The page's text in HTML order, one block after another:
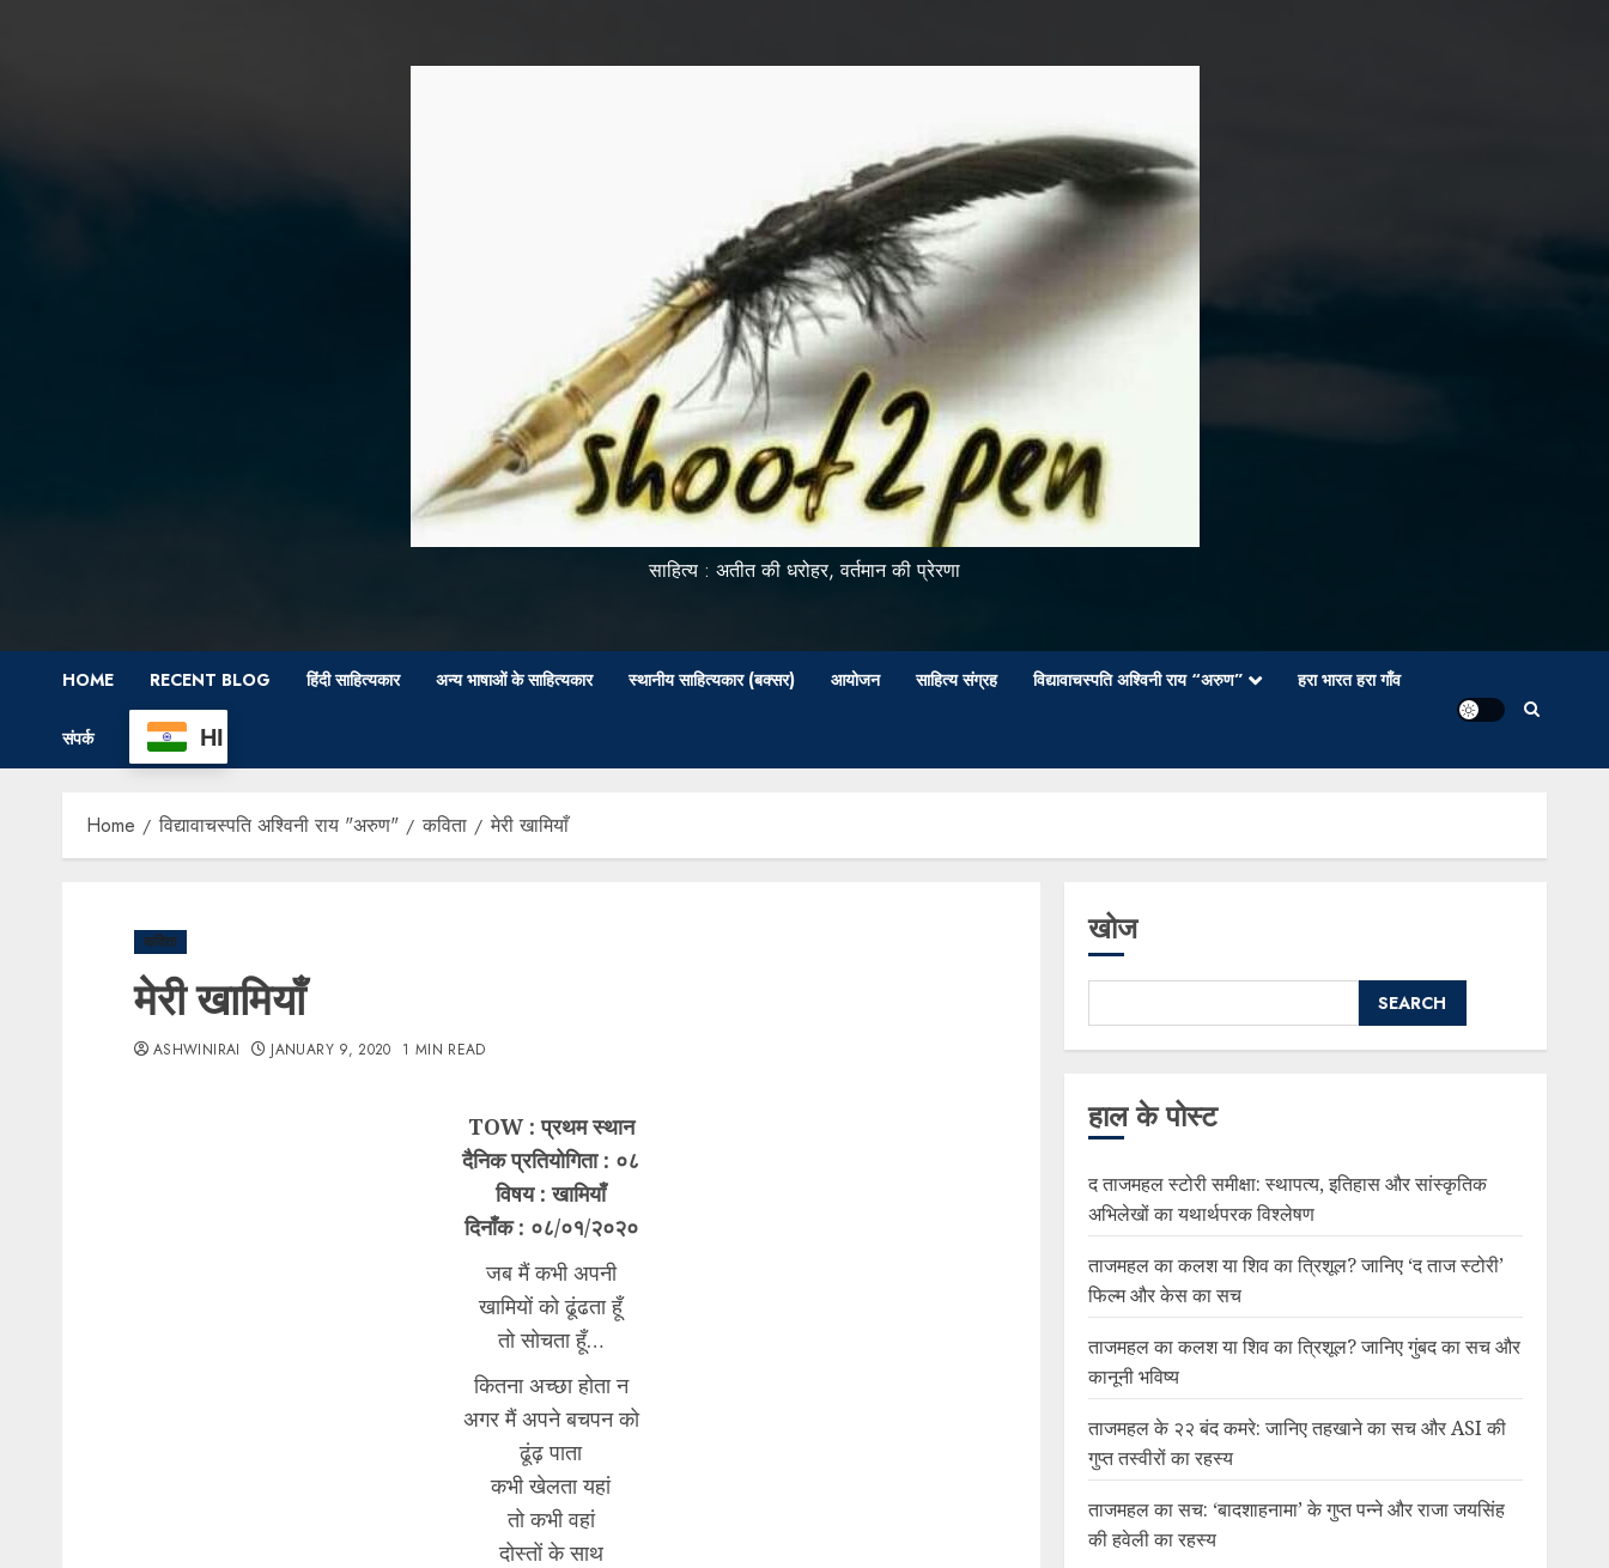
साहित्य : अतीत की धरोहर, वर्तमान की प्रेरणा
HOME RECENT BLOG हिंदी साहित्यकार अन्य भाषाओं के साहित्यकार स्थानीय साहित्यकार (बक्सर) आयोजन साहित्य संग्रह विद्यावाचस्पति अश्विनी राय “अरुण” हरा भारत हरा गाँव
संपर्क HI
Home विद्यावाचस्पति अश्विनी राय "अरुण" कविता मेरी खामियाँ
कविता
मेरी खामियाँ
ASHWINIRAI JANUARY 9, 2020 1 MIN READ
TOW : प्रथम स्थान
दैनिक प्रतियोगिता : ०८
विषय : खामियाँ
दिनाँक : ०८/०१/२०२०
जब मैं कभी अपनी
खामियों को ढूंढता हूँ
तो सोचता हूँ…
कितना अच्छा होता न
अगर मैं अपने बचपन को
ढूंढ़ पाता
कभी खेलता यहां
तो कभी वहां
दोस्तों के साथ
खोज
SEARCH
हाल के पोस्ट
द ताजमहल स्टोरी समीक्षा: स्थापत्य, इतिहास और सांस्कृतिक
अभिलेखों का यथार्थपरक विश्लेषण
ताजमहल का कलश या शिव का त्रिशूल? जानिए ‘द ताज स्टोरी’
फिल्म और केस का सच
ताजमहल का कलश या शिव का त्रिशूल? जानिए गुंबद का सच और
कानूनी भविष्य
ताजमहल के २२ बंद कमरे: जानिए तहखाने का सच और ASI की
गुप्त तस्वीरों का रहस्य
ताजमहल का सच: ‘बादशाहनामा’ के गुप्त पन्ने और राजा जयसिंह
की हवेली का रहस्य